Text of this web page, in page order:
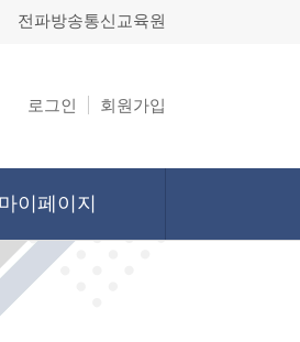
전파방송통신교육원
로그인 회원가입
마이페이지